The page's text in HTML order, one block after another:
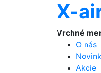
X-
Vrchné
O nás
Akcie